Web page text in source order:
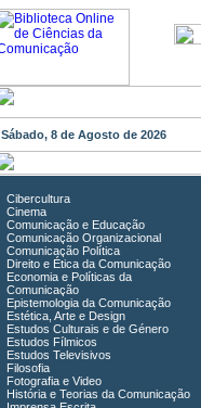
Sábado, 8 de Agosto de 2026
Cibercultura
Cinema
Comunicação e Educação
Comunicação Organizacional
Comunicação Política
Direito e Ética da Comunicação
Economia e Políticas da
Comunicação
Epistemologia da Comunicação
Estética, Arte e Design
Estudos Culturais e de Género
Estudos Fílmicos
Estudos Televisivos
Filosofia
Fotografia e Video
História e Teorias da Comunicação